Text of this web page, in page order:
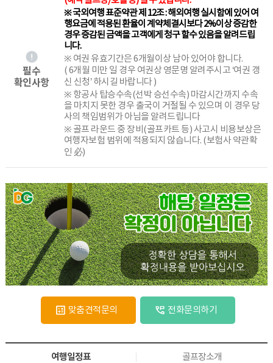
필수
확인사항
※ 국외여행 표준약관 제 12조 : 해외여행 실시함에 있어 여
행요금에 적용된 환율이 계약체결시보다 2%이상 증감한
경우 증감된 금액을 고객에게 청구 할수 있음을 알려드립
니다.
※ 여권 유효기간은 6개월이상 남아 있어야 합니다.
( 6개월 미만 일 경우 여권상 영문명 알려주시고 ‘여권 갱
신 신청’ 하시길 바랍니다 )
※ 항공사 탑승수속(선박 승선수속) 마감시간까지 수속
을 마치지 못한 경우 출국이 거절될 수 있으며 이 경우 당
사의 책임범위가 아님을 알려드립니다
※ 골프 라운드 중 장비(골프카트 등) 사고시 비용보상은
여행자보험 범위에 적용되지 않습니다. (보험사 약관확
인 必)
맞춤견적문의 전화문의하기
여행일정표 골프장소개